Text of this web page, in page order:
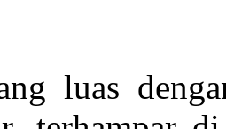
luas